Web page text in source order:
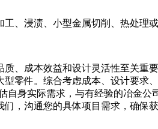
、浸渍、小型金属切削、热处理
、成本效益和设计灵活性至关
零件。综合考虑成本、设计要求
身实际需求，与有经验的冶金公
们，沟通您的具体项目需求，确保